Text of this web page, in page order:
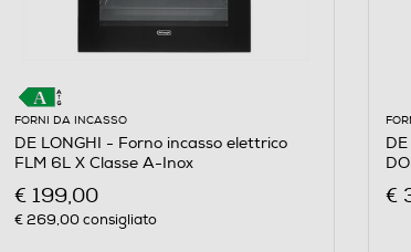
FORNI DA INCASSO
DE LONGHI - Forno incasso elettrico
FLM 6L X Classe A-Inox
€ 199,00
€ 269,00consigliato
€